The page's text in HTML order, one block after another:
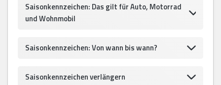
Saisonkennzeichen: Das gilt für Auto, Motorrad
und Wohnmobil
Saisonkennzeichen: Von wann bis wann?
Saisonkennzeichen verlängern